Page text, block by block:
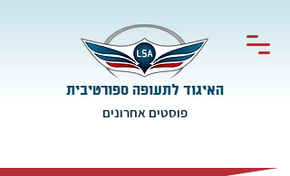
האיגוד לתעופה ספורטיבית
פוסטים אחרונים